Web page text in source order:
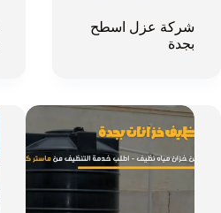
شركة عزل اسطح
بجدة